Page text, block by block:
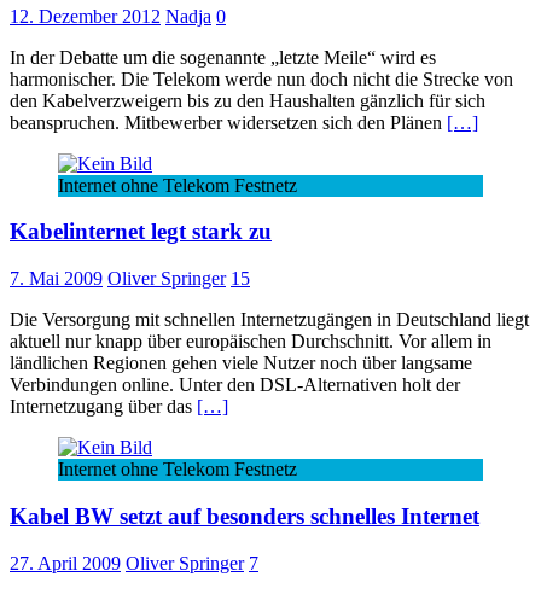
12. Dezember 2012 Nadja 0
In der Debatte um die sogenannte „letzte Meile“ wird es
harmonischer. Die Telekom werde nun doch nicht die Strecke von
den Kabelverzweigern bis zu den Haushalten gänzlich für sich
beanspruchen. Mitbewerber widersetzen sich den Plänen […]
Internet ohne Telekom Festnetz
Kabelinternet legt stark zu
7. Mai 2009 Oliver Springer 15
Die Versorgung mit schnellen Internetzugängen in Deutschland liegt
aktuell nur knapp über europäischen Durchschnitt. Vor allem in
ländlichen Regionen gehen viele Nutzer noch über langsame
Verbindungen online. Unter den DSL-Alternativen holt der
Internetzugang über das […]
Internet ohne Telekom Festnetz
Kabel BW setzt auf besonders schnelles Internet
27. April 2009 Oliver Springer 7